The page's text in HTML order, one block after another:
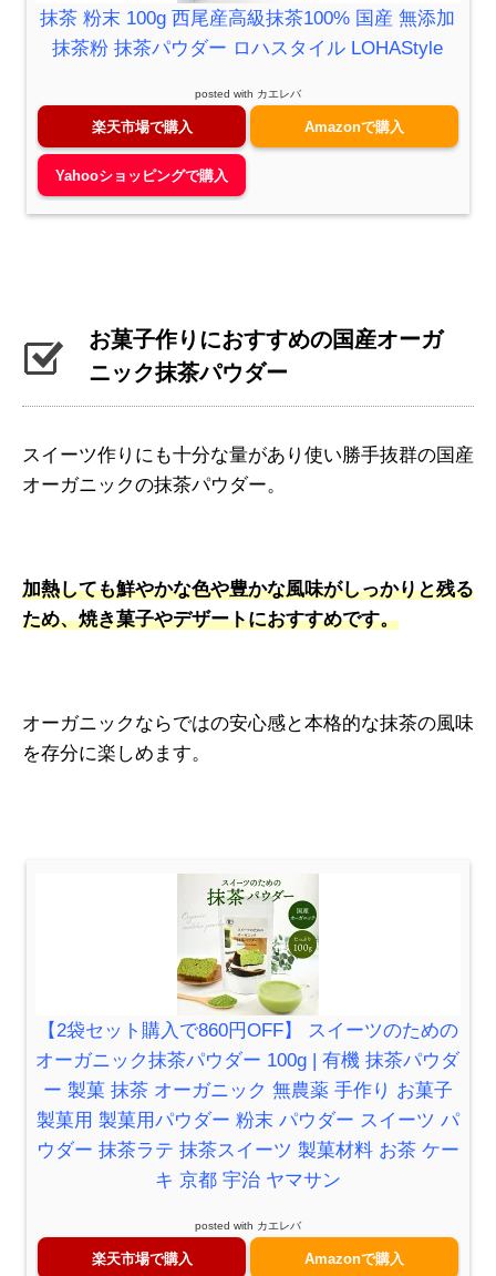
抹茶 粉末 100g 西尾産高級抹茶100% 国産 無添加
抹茶粉 抹茶パウダー ロハスタイル LOHAStyle
posted with カエレバ
楽天市場で購入 Amazonで購入
Yahooショッピングで購入
お菓子作りにおすすめの国産オーガ
ニック抹茶パウダー
スイーツ作りにも十分な量があり使い勝手抜群の国産
オーガニックの抹茶パウダー。
加熱しても鮮やかな色や豊かな風味がしっかりと残る
ため、焼き菓子やデザートにおすすめです。
オーガニックならではの安心感と本格的な抹茶の風味
を存分に楽しめます。
【2袋セット購入で860円OFF】 スイーツのための
オーガニック抹茶パウダー 100g | 有機 抹茶パウダ
ー 製菓 抹茶 オーガニック 無農薬 手作り お菓子
製菓用 製菓用パウダー 粉末 パウダー スイーツ パ
ウダー 抹茶ラテ 抹茶スイーツ 製菓材料 お茶 ケー
キ 京都 宇治 ヤマサン
posted with カエレバ
楽天市場で購入 Amazonで購入